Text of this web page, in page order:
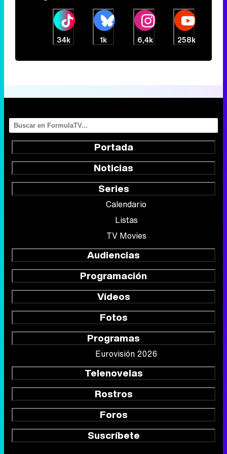
34k 1k 6,4k 258k
Portada
Noticias
Series
Calendario
Listas
TV Movies
Audiencias
Programación
Vídeos
Fotos
Programas
Eurovisión 2026
Telenovelas
Rostros
Foros
Suscríbete